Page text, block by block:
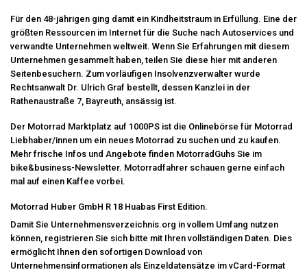
Für den 48-jährigen ging damit ein Kindheitstraum in Erfüllung. Eine der
größten Ressourcen im Internet für die Suche nach Autoservices und
verwandte Unternehmen weltweit. Wenn Sie Erfahrungen mit diesem
Unternehmen gesammelt haben, teilen Sie diese hier mit anderen
Seitenbesuchern. Zum vorläufigen Insolvenzverwalter wurde
Rechtsanwalt Dr. Ulrich Graf bestellt, dessen Kanzlei in der
Rathenaustraße 7, Bayreuth, ansässig ist.
Der Motorrad Marktplatz auf 1000PS ist die Onlinebörse für Motorrad
Liebhaber/innen um ein neues Motorrad zu suchen und zu kaufen.
Mehr frische Infos und Angebote finden MotorradGuhs Sie im
bike&business-Newsletter. Motorradfahrer schauen gerne einfach
mal auf einen Kaffee vorbei.
Motorrad Huber GmbH R 18 Huabas First Edition.
Damit Sie Unternehmensverzeichnis.org in vollem Umfang nutzen
können, registrieren Sie sich bitte mit Ihren vollständigen Daten. Dies
ermöglicht Ihnen den sofortigen Download von
Unternehmensinformationen als Einzeldatensätze im vCard-Format